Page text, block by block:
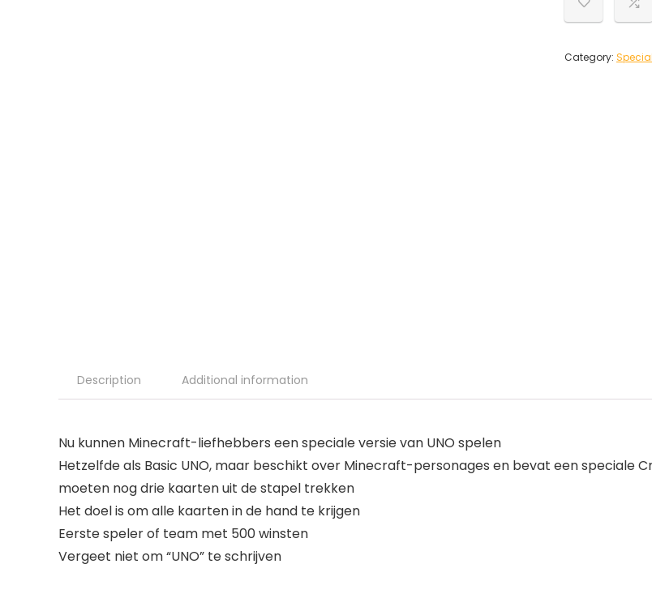
Category:
Description Additional information
Nu kunnen Minecraft-liefhebbers een speciale versie van UNO spelen
Hetzelfde als Basic UNO, maar beschikt over Minecraft-personages en bevat een speciale
moeten nog drie kaarten uit de stapel trekken
Het doel is om alle kaarten in de hand te krijgen
Eerste speler of team met 500 winsten
Vergeet niet om “UNO” te schrijven